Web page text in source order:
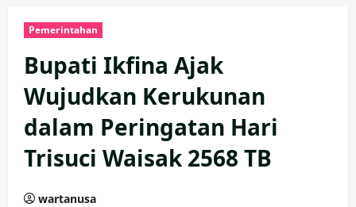
Pemerintahan
Bupati Ikfina Ajak
Wujudkan Kerukunan
dalam Peringatan Hari
Trisuci Waisak 2568 TB
wartanusa